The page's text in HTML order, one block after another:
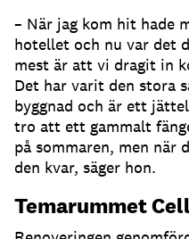
– När jag kom hit hade
hotellet och nu var det
mest är att vi dragit in
Det har varit den stora
byggnad och är ett
tro att ett gammalt
på sommaren, men när
den kvar, säger hon.
Temarummet